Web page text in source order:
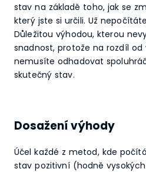
stav na základě toho, jak se
který jste si určili. Už
Důležitou výhodou, kterou
snadnost, protože na rozdíl od
nemusíte odhadovat
skutečný stav.
Dosažení výhody
Účel každé z metod, kde
stav pozitivní (hodně